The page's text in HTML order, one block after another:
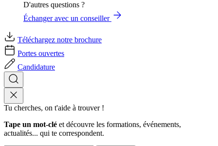
D'autres questions ?
Échanger avec un conseiller
Téléchargez notre brochure
Portes ouvertes
Candidature
Tu cherches, on t'aide à trouver !
Tape un mot-clé et découvre les formations, événements,
actualités... qui te correspondent.